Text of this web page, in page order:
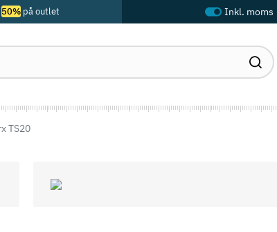
50% på outlet
TS20